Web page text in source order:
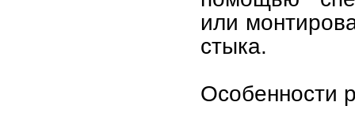
или
стыка.
Особенности